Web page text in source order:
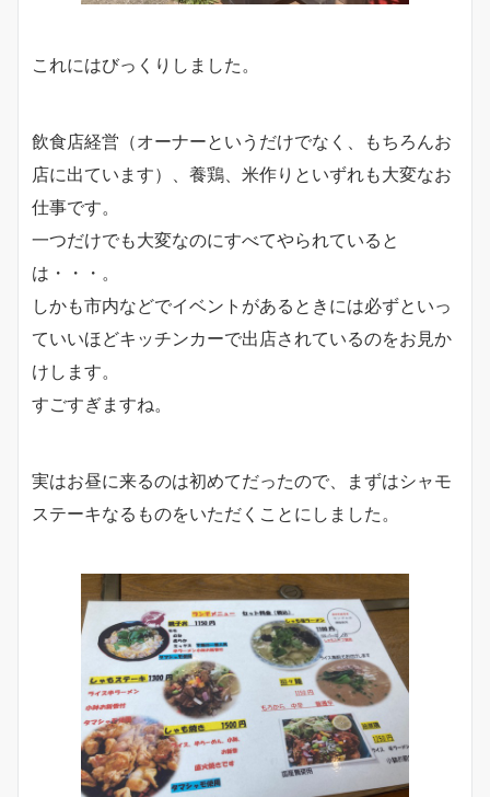
これにはびっくりしました。
飲食店経営（オーナーというだけでなく、もちろんお
店に出ています）、養鶏、米作りといずれも大変なお
仕事です。
一つだけでも大変なのにすべてやられていると
は・・・。
しかも市内などでイベントがあるときには必ずといっ
ていいほどキッチンカーで出店されているのをお見か
けします。
すごすぎますね。
実はお昼に来るのは初めてだったので、まずはシャモ
ステーキなるものをいただくことにしました。